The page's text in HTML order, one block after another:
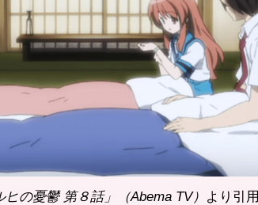
ヒの憂鬱 第８話」（Abema TV） より引用